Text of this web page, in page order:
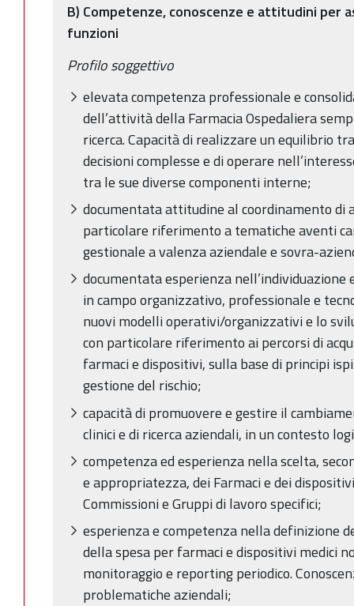
B) Competenze, conoscenze e attitudini per
funzioni
Profilo soggettivo
elevata competenza professionale e
dell’attività della Farmacia Ospedaliera
ricerca. Capacità di realizzare un equilibrio
decisioni complesse e di operare
tra le sue diverse componenti interne;
documentata attitudine al coordinamento di
particolare riferimento a tematiche aventi
gestionale a valenza aziendale e sovra-
documentata esperienza
in campo organizzativo, professionale e
nuovi modelli operativi/organizzativi e lo
con particolare riferimento ai percorsi di
farmaci e dispositivi, sulla base di principi
gestione del rischio;
capacità di promuovere e gestire il
clinici e di ricerca aziendali, in un contesto
competenza ed esperienza nella scelta,
e appropriatezza, dei Farmaci e dei
Commissioni e Gruppi di lavoro specifici;
esperienza e competenza nella definizione
della spesa per farmaci e dispositivi medici
monitoraggio e reporting periodico.
problematiche aziendali;